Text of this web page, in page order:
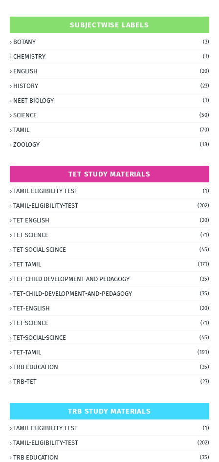
SUBJECTWISE LABELS
BOTANY (3)
CHEMISTRY (1)
ENGLISH (20)
HISTORY (23)
NEET BIOLOGY (1)
SCIENCE (50)
TAMIL (70)
ZOOLOGY (18)
TET STUDY MATERIALS
TAMIL ELIGIBILITY TEST (1)
TAMIL-ELIGIBILITY-TEST (202)
TET ENGLISH (20)
TET SCIENCE (71)
TET SOCIAL SCINCE (45)
TET TAMIL (171)
TET-CHILD DEVELOPMENT AND PEDAGOGY (35)
TET-CHILD-DEVELOPMENT-AND-PEDAGOGY (35)
TET-ENGLISH (20)
TET-SCIENCE (71)
TET-SOCIAL-SCINCE (45)
TET-TAMIL (191)
TRB EDUCATION (35)
TRB-TET (23)
TRB STUDY MATERIALS
TAMIL ELIGIBILITY TEST (1)
TAMIL-ELIGIBILITY-TEST (202)
TRB EDUCATION (35)